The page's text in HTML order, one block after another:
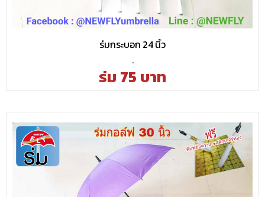
ร่มกระบอก 24 นิ้ว
.
ร่ม 75 บาท